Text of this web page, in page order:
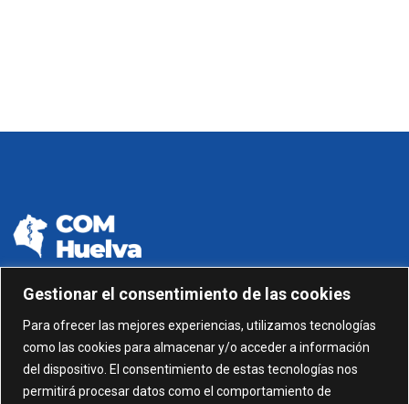
Gestionar el consentimiento de las cookies
Para ofrecer las mejores experiencias, utilizamos tecnologías
como las cookies para almacenar y/o acceder a información
del dispositivo. El consentimiento de estas tecnologías nos
permitirá procesar datos como el comportamiento de
C/ Gonzalez García nº 11, 1º 21003 Huelva
administracion@comhuelva.com